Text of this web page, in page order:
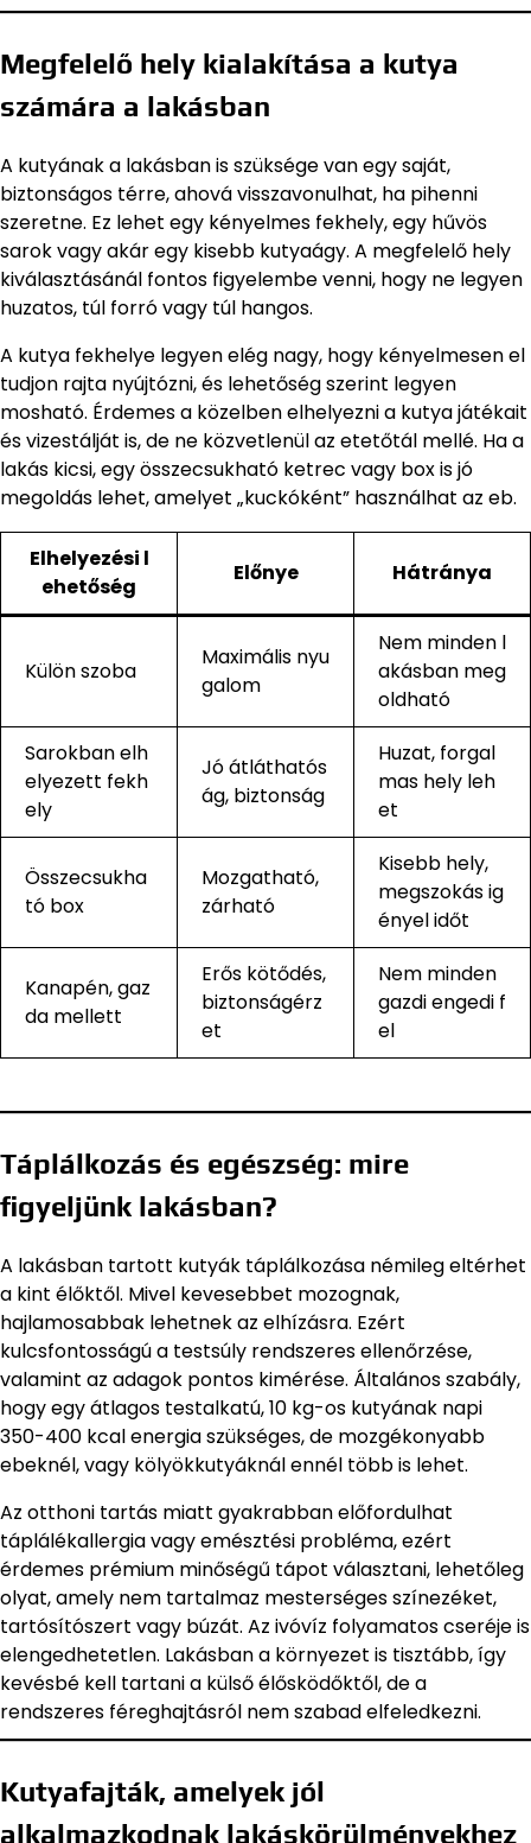
Megfelelő hely kialakítása a kutya
számára a lakásban
A kutyának a lakásban is szüksége van egy saját,
biztonságos térre, ahová visszavonulhat, ha pihenni
szeretne. Ez lehet egy kényelmes fekhely, egy hűvös
sarok vagy akár egy kisebb kutyaágy. A megfelelő hely
kiválasztásánál fontos figyelembe venni, hogy ne legyen
huzatos, túl forró vagy túl hangos.
A kutya fekhelye legyen elég nagy, hogy kényelmesen el
tudjon rajta nyújtózni, és lehetőség szerint legyen
mosható. Érdemes a közelben elhelyezni a kutya játékait
és vizestálját is, de ne közvetlenül az etetőtál mellé. Ha a
lakás kicsi, egy összecsukható ketrec vagy box is jó
megoldás lehet, amelyet „kuckóként” használhat az eb.
Elhelyezési l
ehetőség
Előnye Hátránya
Külön szoba
Maximális nyu
galom
Nem minden l
akásban meg
oldható
Sarokban elh
elyezett fekh
ely
Jó átláthatós
ág, biztonság
Huzat, forgal
mas hely leh
et
Összecsukha
tó box
Mozgatható,
zárható
Kisebb hely,
megszokás ig
ényel időt
Kanapén, gaz
da mellett
Erős kötődés,
biztonságérz
et
Nem minden
gazdi engedi f
el
Táplálkozás és egészség: mire
figyeljünk lakásban?
A lakásban tartott kutyák táplálkozása némileg eltérhet
a kint élőktől. Mivel kevesebbet mozognak,
hajlamosabbak lehetnek az elhízásra. Ezért
kulcsfontosságú a testsúly rendszeres ellenőrzése,
valamint az adagok pontos kimérése. Általános szabály,
hogy egy átlagos testalkatú, 10 kg-os kutyának napi
350-400 kcal energia szükséges, de mozgékonyabb
ebeknél, vagy kölyökkutyáknál ennél több is lehet.
Az otthoni tartás miatt gyakrabban előfordulhat
táplálékallergia vagy emésztési probléma, ezért
érdemes prémium minőségű tápot választani, lehetőleg
olyat, amely nem tartalmaz mesterséges színezéket,
tartósítószert vagy búzát. Az ivóvíz folyamatos cseréje is
elengedhetetlen. Lakásban a környezet is tisztább, így
kevésbé kell tartani a külső élősködőktől, de a
rendszeres féreghajtásról nem szabad elfeledkezni.
Kutyafajták, amelyek jól
alkalmazkodnak lakáskörülményekhez